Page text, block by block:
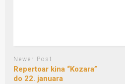
Newer Post
Repertoar kina “Kozara”
do 22. januara